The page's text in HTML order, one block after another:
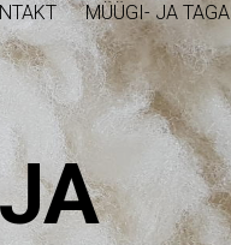
MÜÜGI- JA